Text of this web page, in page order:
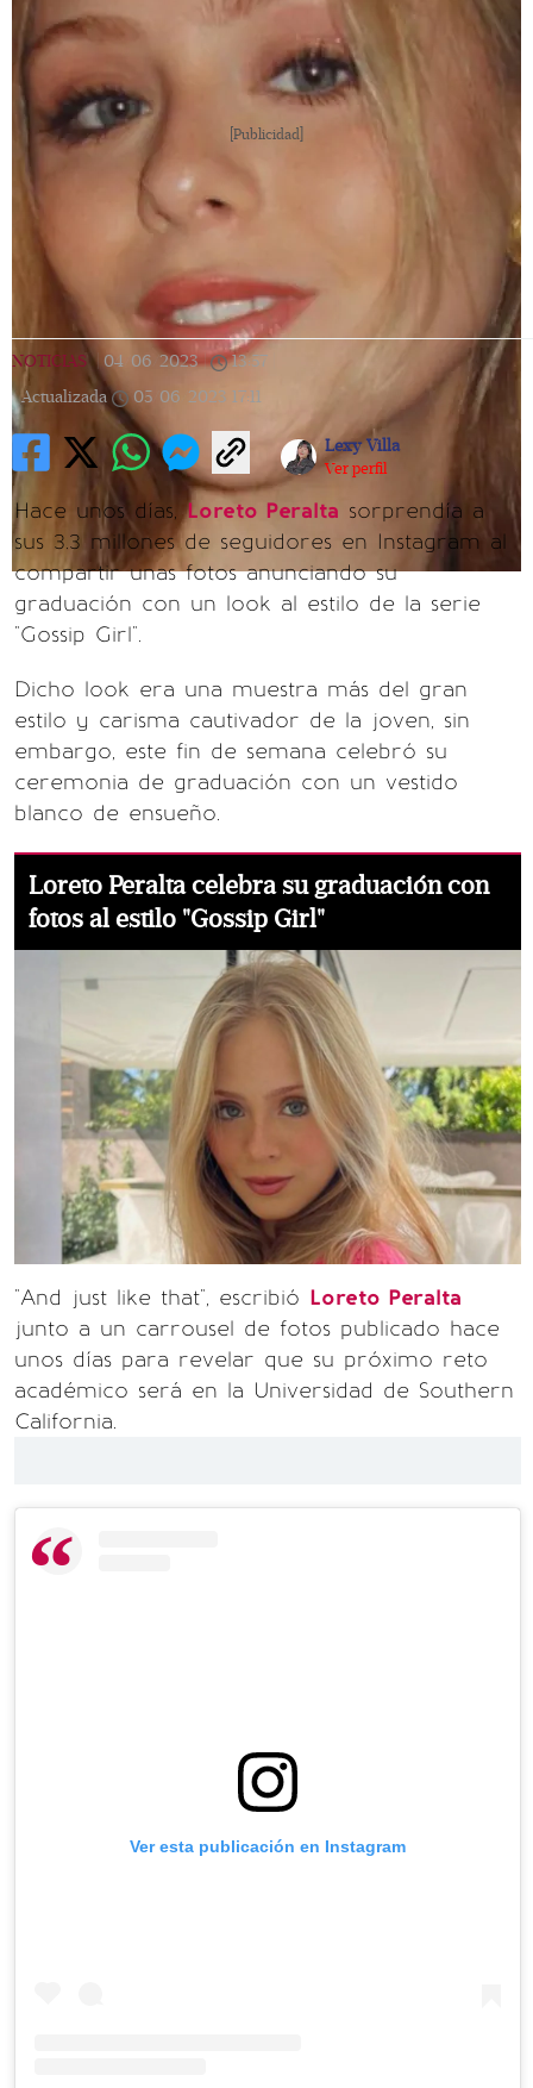
[Publicidad]
NOTICIAS | 04/06/2023 | 13:57
Actualizada
05/06/2023 17:11
Lexy Villa
Ver perfil
Hace unos días,Loreto Peralta sorprendía a
sus 3.3 millones de seguidores en Instagram al
compartir unas fotos anunciando su
graduación con un look al estilo de la serie
"Gossip Girl".
Dicho look era una muestra más del gran
estilo y carisma cautivador de la joven, sin
embargo, este fin de semana celebró su
ceremonia de graduación con un vestido
blanco de ensueño.
Loreto Peralta celebra su graduación con
fotos al estilo "Gossip Girl"
"And just like that", escribió Loreto Peralta
junto a un carrousel de fotos publicado hace
unos días para revelar que su próximo reto
académico será en la Universidad de Southern
California.
Ver esta publicación en Instagram